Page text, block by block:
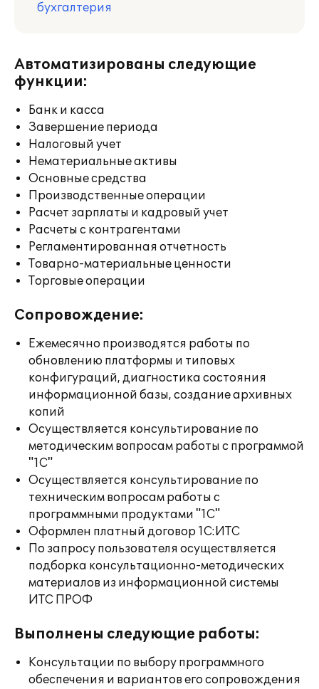
бухгалтерия
Автоматизированы следующие
функции:
Банк и касса
Завершение периода
Налоговый учет
Нематериальные активы
Основные средства
Производственные операции
Расчет зарплаты и кадровый учет
Расчеты с контрагентами
Регламентированная отчетность
Товарно-материальные ценности
Торговые операции
Сопровождение:
Ежемесячно производятся работы по
обновлению платформы и типовых
конфигураций, диагностика состояния
информационной базы, создание архивных
копий
Осуществляется консультирование по
методическим вопросам работы с программой
"1С"
Осуществляется консультирование по
техническим вопросам работы с
программными продуктами "1С"
Оформлен платный договор 1С:ИТС
По запросу пользователя осуществляется
подборка консультационно-методических
материалов из информационной системы
ИТС ПРОФ
Выполнены следующие работы:
Консультации по выбору программного
обеспечения и вариантов его сопровождения